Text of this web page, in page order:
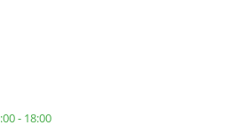
- 18:00